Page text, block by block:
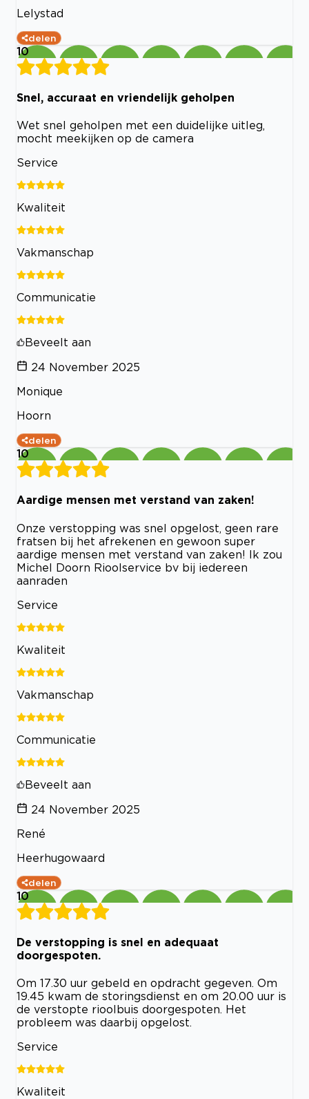
Lelystad
delen
10
Snel, accuraat en vriendelijk geholpen
Wet snel geholpen met een duidelijke uitleg,
mocht meekijken op de camera
Service
Kwaliteit
Vakmanschap
Communicatie
Beveelt aan
24 November 2025
Monique
Hoorn
delen
10
Aardige mensen met verstand van zaken!
Onze verstopping was snel opgelost, geen rare
fratsen bij het afrekenen en gewoon super
aardige mensen met verstand van zaken! Ik zou
Michel Doorn Rioolservice bv bij iedereen
aanraden
Service
Kwaliteit
Vakmanschap
Communicatie
Beveelt aan
24 November 2025
René
Heerhugowaard
delen
10
De verstopping is snel en adequaat
doorgespoten.
Om 17.30 uur gebeld en opdracht gegeven. Om
19.45 kwam de storingsdienst en om 20.00 uur is
de verstopte rioolbuis doorgespoten. Het
probleem was daarbij opgelost.
Service
Kwaliteit